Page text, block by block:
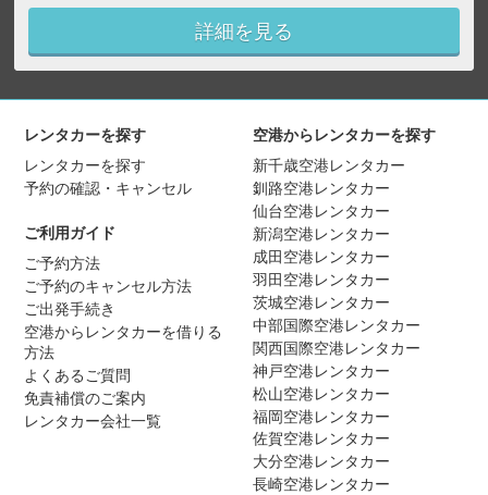
詳細を見る
レンタカーを探す
レンタカーを探す
予約の確認・キャンセル
ご利用ガイド
ご予約方法
ご予約のキャンセル方法
ご出発手続き
空港からレンタカーを借りる
方法
よくあるご質問
免責補償のご案内
レンタカー会社一覧
空港からレンタカーを探す
新千歳空港レンタカー
釧路空港レンタカー
仙台空港レンタカー
新潟空港レンタカー
成田空港レンタカー
羽田空港レンタカー
茨城空港レンタカー
中部国際空港レンタカー
関西国際空港レンタカー
神戸空港レンタカー
松山空港レンタカー
福岡空港レンタカー
佐賀空港レンタカー
大分空港レンタカー
長崎空港レンタカー